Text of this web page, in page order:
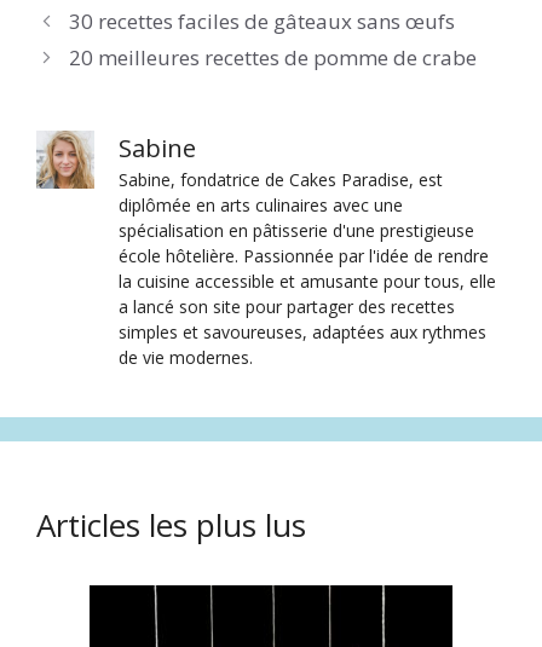
30 recettes faciles de gâteaux sans œufs
20 meilleures recettes de pomme de crabe
Sabine
Sabine, fondatrice de Cakes Paradise, est
diplômée en arts culinaires avec une
spécialisation en pâtisserie d'une prestigieuse
école hôtelière. Passionnée par l'idée de rendre
la cuisine accessible et amusante pour tous, elle
a lancé son site pour partager des recettes
simples et savoureuses, adaptées aux rythmes
de vie modernes.
Articles les plus lus